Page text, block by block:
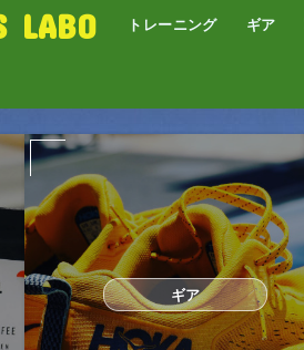
LABO トレーニング ギア
ギア